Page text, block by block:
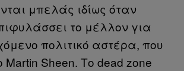
μπελάς ιδίως όταν
το μέλλον για
πολιτικό αστέρα, που
Martin Sheen. Το dead zone